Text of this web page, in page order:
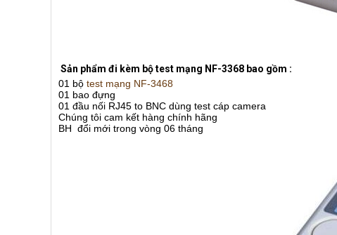
Sản phẩm đi kèm bộ test mạng NF-3368 bao gồm :
01 bộ test mạng NF-3468
01 bao đựng
01 đầu nối RJ45 to BNC dùng test cáp camera
Chúng tôi cam kết hàng chính hãng
BH đổi mới trong vòng 06 tháng